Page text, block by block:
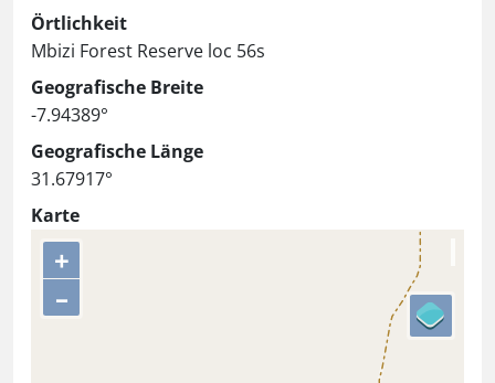
Örtlichkeit
Mbizi Forest Reserve loc 56s
Geografische Breite
-7.94389°
Geografische Länge
31.67917°
Karte
+
–